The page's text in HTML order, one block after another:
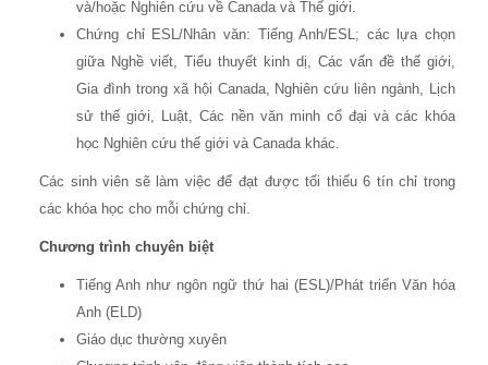
và/hoặc Nghiên cứu về Canada và Thế giới.
Chứng chỉ ESL/Nhân văn: Tiếng Anh/ESL; các lựa chọn
giữa Nghề viết, Tiểu thuyết kinh dị, Các vấn đề thế giới,
Gia đình trong xã hội Canada, Nghiên cứu liên ngành, Lịch
sử thế giới, Luật, Các nền văn minh cổ đại và các khóa
học Nghiên cứu thế giới và Canada khác.
Các sinh viên sẽ làm việc để đạt được tối thiểu 6 tín chỉ trong
các khóa học cho mỗi chứng chỉ.
Chương trình chuyên biệt
Tiếng Anh như ngôn ngữ thứ hai (ESL)/Phát triển Văn hóa
Anh (ELD)
Giáo dục thường xuyên